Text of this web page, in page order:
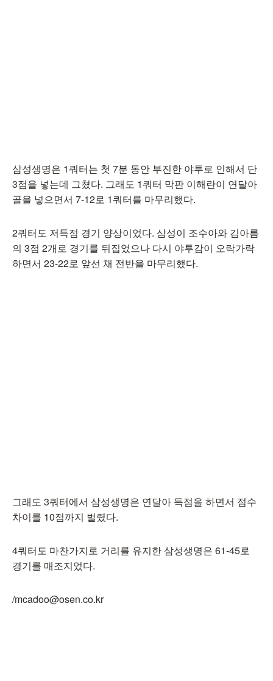
삼성생명은 1쿼터는 첫 7분 동안 부진한 야투로 인해서 단
3점을 넣는데 그쳤다. 그래도 1쿼터 막판 이해란이 연달아
골을 넣으면서 7-12로 1쿼터를 마무리했다.
2쿼터도 저득점 경기 양상이었다. 삼성이 조수아와 김아름
의 3점 2개로 경기를 뒤집었으나 다시 야투감이 오락가락
하면서 23-22로 앞선 채 전반을 마무리했다.
그래도 3쿼터에서 삼성생명은 연달아 득점을 하면서 점수
차이를 10점까지 벌렸다.
4쿼터도 마찬가지로 거리를 유지한 삼성생명은 61-45로
경기를 매조지었다.
/mcadoo@osen.co.kr